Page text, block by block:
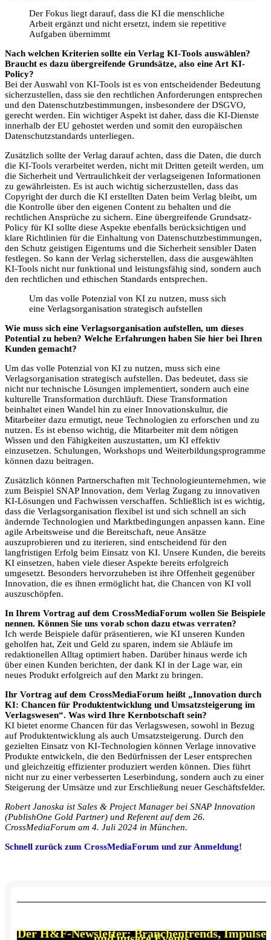
Der Fokus liegt darauf, dass die KI die menschliche
Arbeit ergänzt und nicht ersetzt, indem sie repetitive
Aufgaben übernimmt
Nach welchen Kriterien sollte ein Verlag KI-Tools auswählen?
Braucht es dazu übergreifende Grundsätze, also eine Art KI-
Policy?
Bei der Auswahl von KI-Tools ist es von entscheidender Bedeutung
sicherzustellen, dass sie den rechtlichen Anforderungen entsprechen
und den Datenschutzbestimmungen, insbesondere der DSGVO,
gerecht werden. Ein wichtiger Aspekt ist daher, dass die KI-Dienste
innerhalb der EU gehostet werden und somit den europäischen
Datenschutzstandards unterliegen.
Zusätzlich sollte der Verlag darauf achten, dass die Daten, die durch
die KI-Tools verarbeitet werden, nicht mit Dritten geteilt werden, um
die Sicherheit und Vertraulichkeit der verlagseigenen Informationen
zu gewährleisten. Es ist auch wichtig sicherzustellen, dass das
Copyright der durch die KI erstellten Daten beim Verlag bleibt, um
die Kontrolle über den eigenen Content zu behalten und die
rechtlichen Ansprüche zu sichern. Eine übergreifende Grundsatz-
Policy für KI sollte diese Aspekte ebenfalls berücksichtigen und
klare Richtlinien für die Einhaltung von Datenschutzbestimmungen,
den Schutz geistigen Eigentums und die Sicherheit sensibler Daten
festlegen. So kann der Verlag sicherstellen, dass die ausgewählten
KI-Tools nicht nur funktional und leistungsfähig sind, sondern auch
den rechtlichen und ethischen Standards entsprechen.
Um das volle Potenzial von KI zu nutzen, muss sich
eine Verlagsorganisation strategisch aufstellen
Wie muss sich eine Verlagsorganisation aufstellen, um dieses
Potential zu heben? Welche Erfahrungen haben Sie hier bei Ihren
Kunden gemacht?
Um das volle Potenzial von KI zu nutzen, muss sich eine
Verlagsorganisation strategisch aufstellen. Das bedeutet, dass sie
nicht nur technische Lösungen implementiert, sondern auch eine
kulturelle Transformation durchläuft. Diese Transformation
beinhaltet einen Wandel hin zu einer Innovationskultur, die
Mitarbeiter dazu ermutigt, neue Technologien zu erforschen und zu
nutzen. Es ist ebenso wichtig, die Mitarbeiter mit dem nötigen
Wissen und den Fähigkeiten auszustatten, um KI effektiv
einzusetzen. Schulungen, Workshops und Weiterbildungsprogramme
können dazu beitragen.
Zusätzlich können Partnerschaften mit Technologieunternehmen, wie
zum Beispiel SNAP Innovation, dem Verlag Zugang zu innovativen
KI-Lösungen und Fachwissen verschaffen. Schließlich ist es wichtig,
dass die Verlagsorganisation flexibel ist und sich schnell an sich
ändernde Technologien und Marktbedingungen anpassen kann. Eine
agile Arbeitsweise und die Bereitschaft, neue Ansätze
auszuprobieren und zu iterieren, sind entscheidend für den
langfristigen Erfolg beim Einsatz von KI. Unsere Kunden, die bereits
KI einsetzen, haben viele dieser Aspekte bereits erfolgreich
umgesetzt. Besonders hervorzuheben ist ihre Offenheit gegenüber
Innovation, die es ihnen ermöglicht hat, die Chancen von KI voll
auszuschöpfen.
In Ihrem Vortrag auf dem CrossMediaForum wollen Sie Beispiele
nennen. Können Sie uns vorab schon dazu etwas verraten?
Ich werde Beispiele dafür präsentieren, wie KI unseren Kunden
geholfen hat, Zeit und Geld zu sparen, indem sie Abläufe im
redaktionellen Alltag optimiert haben. Darüber hinaus werde ich
über einen Kunden berichten, der dank KI in der Lage war, ein
neues Produkt erfolgreich auf den Markt zu bringen.
Ihr Vortrag auf dem CrossMediaForum heißt „Innovation durch
KI: Chancen für Produktentwicklung und Umsatzsteigerung im
Verlagswesen“. Was wird Ihre Kernbotschaft sein?
KI bietet enorme Chancen für das Verlagswesen, sowohl in Bezug
auf Produktentwicklung als auch Umsatzsteigerung. Durch den
gezielten Einsatz von KI-Technologien können Verlage innovative
Produkte entwickeln, die den Bedürfnissen der Leser entsprechen
und gleichzeitig effizienter produziert werden können. Dies führt
nicht nur zu einer verbesserten Leserbindung, sondern auch zu einer
Steigerung der Umsätze und zur Erschließung neuer Geschäftsfelder.
Robert Janoska ist Sales & Project Manager bei SNAP Innovation
(PublishOne Gold Partner) und Referent auf dem 26.
CrossMediaForum am 4. Juli 2024 in München.
Schnell zurück zum CrossMediaForum und zur Anmeldung!
DerH&F-Newsletter: Branchentrends, Impulse